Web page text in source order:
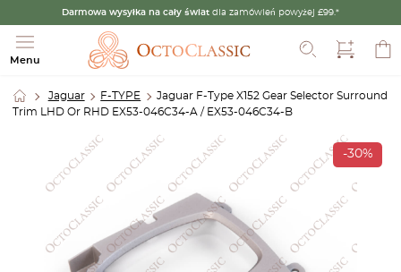
Darmowa wysyłka na cały świat dla zamówień powyżej £99.*
Menu
Szukaj
Jaguar F-TYPE
Jaguar F-Type X152 Gear Selector Surround
Trim LHD Or RHD EX53-046C34-A / EX53-046C34-B
-30%